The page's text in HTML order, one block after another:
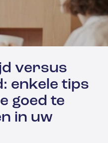
versus
enkele tips
goed te
in uw